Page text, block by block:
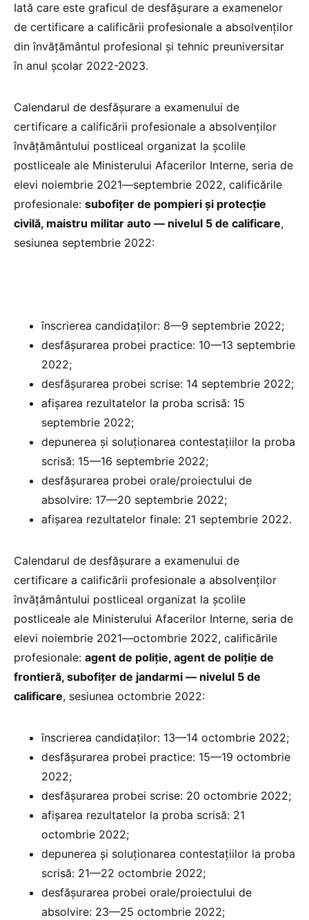
Iată care este graficul de desfăşurare a examenelor
de certificare a calificării profesionale a absolvenţilor
din învăţământul profesional şi tehnic preuniversitar
în anul şcolar 2022-2023.
Calendarul de desfășurare a examenului de
certificare a calificării profesionale a absolvenților
învățământului postliceal organizat la școlile
postliceale ale Ministerului Afacerilor Interne, seria de
elevi noiembrie 2021—septembrie 2022, calificările
profesionale: subofițer de pompieri și protecție
civilă, maistru militar auto — nivelul 5 de calificare,
sesiunea septembrie 2022:
înscrierea candidaților: 8—9 septembrie 2022;
desfășurarea probei practice: 10—13 septembrie
2022;
desfășurarea probei scrise: 14 septembrie 2022;
afișarea rezultatelor la proba scrisă: 15
septembrie 2022;
depunerea și soluționarea contestațiilor la proba
scrisă: 15—16 septembrie 2022;
desfășurarea probei orale/proiectului de
absolvire: 17—20 septembrie 2022;
afișarea rezultatelor finale: 21 septembrie 2022.
Calendarul de desfășurare a examenului de
certificare a calificării profesionale a absolvenților
învățământului postliceal organizat la școlile
postliceale ale Ministerului Afacerilor Interne, seria de
elevi noiembrie 2021—octombrie 2022, calificările
profesionale: agent de poliție, agent de poliție de
frontieră, subofițer de jandarmi — nivelul 5 de
calificare, sesiunea octombrie 2022:
înscrierea candidaților: 13—14 octombrie 2022;
desfășurarea probei practice: 15—19 octombrie
2022;
desfășurarea probei scrise: 20 octombrie 2022;
afișarea rezultatelor la proba scrisă: 21
octombrie 2022;
depunerea și soluționarea contestațiilor la proba
scrisă: 21—22 octombrie 2022;
desfășurarea probei orale/proiectului de
absolvire: 23—25 octombrie 2022;